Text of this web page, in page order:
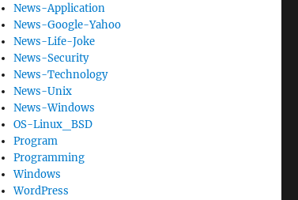
News-Application
News-Google-Yahoo
News-Life-Joke
News-Security
News-Technology
News-Unix
News-Windows
OS-Linux_BSD
Program
Programming
Windows
WordPress